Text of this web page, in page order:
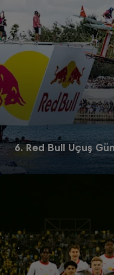
6. Red Bull Uçuş